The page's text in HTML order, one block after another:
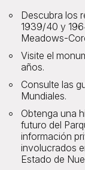
Descubra los
1939/40 y
Meadows-
Visite el
años.
Consulte las
Mundiales.
Obtenga una
futuro del
información
involucrados
Estado de